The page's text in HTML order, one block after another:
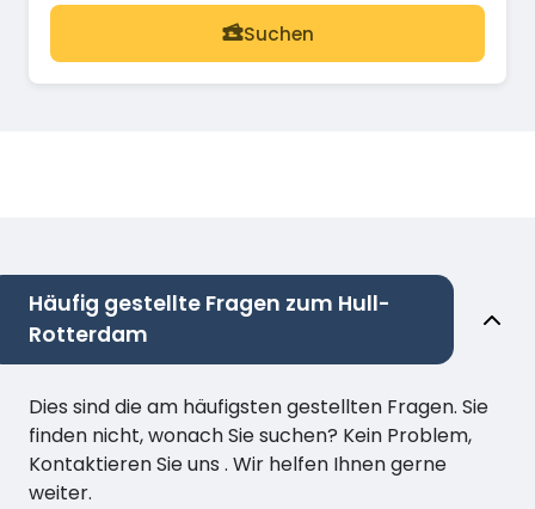
Suchen
Häufig gestellte Fragen zum Hull-
Rotterdam
Dies sind die am häufigsten gestellten Fragen. Sie
finden nicht, wonach Sie suchen? Kein Problem,
Kontaktieren Sie uns . Wir helfen Ihnen gerne
weiter.